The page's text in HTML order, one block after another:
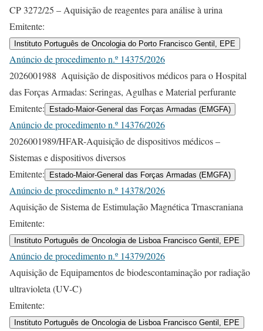
CP 3272/25 – Aquisição de reagentes para análise à urina
Emitente:
Instituto Português de Oncologia do Porto Francisco Gentil, EPE
Anúncio de procedimento n.º 14375/2026
2026001988  Aquisição de dispositivos médicos para o Hospital
das Forças Armadas: Seringas, Agulhas e Material perfurante
Emitente:
Estado-Maior-General das Forças Armadas (EMGFA)
Anúncio de procedimento n.º 14376/2026
2026001989/HFAR-Aquisição de dispositivos médicos –
Sistemas e dispositivos diversos
Emitente:
Estado-Maior-General das Forças Armadas (EMGFA)
Anúncio de procedimento n.º 14378/2026
Aquisição de Sistema de Estimulação Magnética Trnascraniana
Emitente:
Instituto Português de Oncologia de Lisboa Francisco Gentil, EPE
Anúncio de procedimento n.º 14379/2026
Aquisição de Equipamentos de biodescontaminação por radiação
ultravioleta (UV-C)
Emitente:
Instituto Português de Oncologia de Lisboa Francisco Gentil, EPE